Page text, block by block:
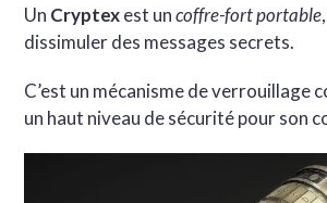
Un Cryptexest uncoffre-fort portable
dissimuler des messages secrets.
C’est un mécanisme de verrouillage
un haut niveau de sécurité pour son